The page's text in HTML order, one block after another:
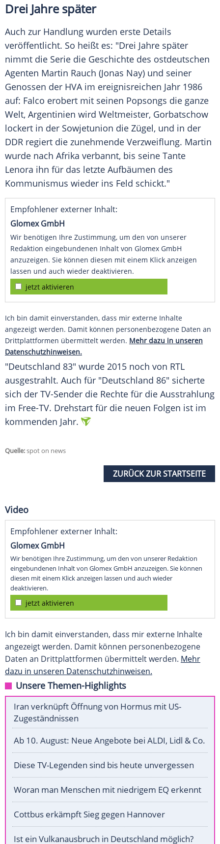
Drei Jahre später
Auch zur Handlung wurden erste Details
veröffentlicht. So heißt es: "Drei Jahre später
nimmt die Serie die Geschichte des ostdeutschen
Agenten Martin Rauch (Jonas Nay) und seiner
Genossen der HVA im ereignisreichen Jahr 1986
auf: Falco erobert mit seinen Popsongs die ganze
Welt, Argentinien wird Weltmeister, Gorbatschow
lockert in der Sowjetunion die Zügel, und in der
DDR regiert die zunehmende Verzweiflung. Martin
wurde nach Afrika verbannt, bis seine Tante
Lenora ihn für das letzte Aufbäumen des
Kommunismus wieder ins Feld schickt."
Empfohlener externer Inhalt:
Glomex GmbH
Wir benötigen Ihre Zustimmung, um den von unserer
Redaktion eingebundenen Inhalt von Glomex GmbH
anzuzeigen. Sie können diesen mit einem Klick anzeigen
lassen und auch wieder deaktivieren.
jetzt aktivieren
Ich bin damit einverstanden, dass mir externe Inhalte
angezeigt werden. Damit können personenbezogene Daten an
Drittplattformen übermittelt werden. Mehr dazu in unseren
Datenschutzhinweisen.
"Deutschland 83" wurde 2015 noch von RTL
ausgestrahlt. Auch für "Deutschland 86" sicherte
sich der TV-Sender die Rechte für die Ausstrahlung
im Free-TV. Drehstart für die neuen Folgen ist im
kommenden Jahr.
Quelle:spot on news
ZURÜCK ZUR STARTSEITE
Video
Empfohlener externer Inhalt:
Glomex GmbH
Wir benötigen Ihre Zustimmung, um den von unserer Redaktion
eingebundenen Inhalt von Glomex GmbH anzuzeigen. Sie können
diesen mit einem Klick anzeigen lassen und auch wieder
deaktivieren.
jetzt aktivieren
Ich bin damit einverstanden, dass mir externe Inhalte
angezeigt werden. Damit können personenbezogene
Daten an Drittplattformen übermittelt werden. Mehr
dazu in unseren Datenschutzhinweisen.
Unsere Themen-Highlights
Iran verknüpft Öffnung von Hormus mit US-
Zugeständnissen
Ab 10. August: Neue Angebote bei ALDI, Lidl & Co.
Diese TV-Legenden sind bis heute unvergessen
Woran man Menschen mit niedrigem EQ erkennt
Cottbus erkämpft Sieg gegen Hannover
Ist ein Vulkanausbruch in Deutschland möglich?